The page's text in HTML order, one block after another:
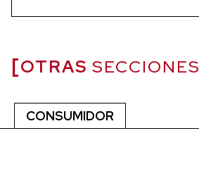
OTRAS SECCIONES
CONSUMIDOR